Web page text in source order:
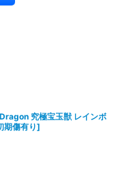
究極宝玉獣 レインボ
期傷有り]